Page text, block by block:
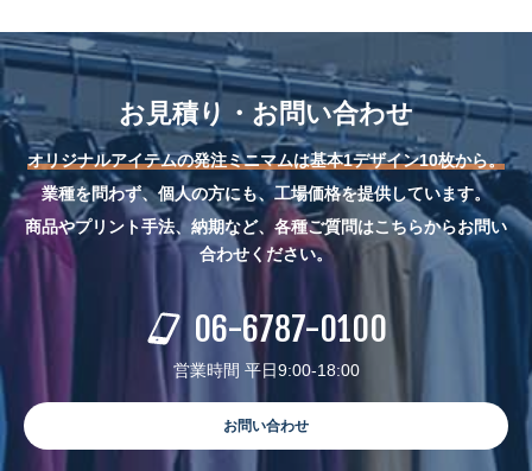
お見積り・お問い合わせ
オリジナルアイテムの発注ミニマムは基本1デザイン10枚から。
業種を問わず、個人の方にも、工場価格を提供しています。
商品やプリント手法、納期など、各種ご質問はこちらからお問い
合わせください。
06-6787-0100
営業時間 平日9:00-18:00
お問い合わせ